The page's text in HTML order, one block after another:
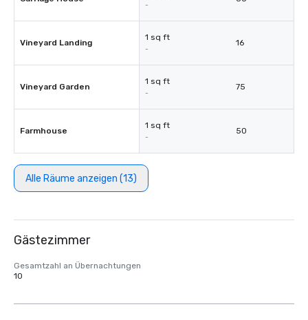
-
Vineyard Landing
1 sq ft
-
16
Vineyard Garden
1 sq ft
-
75
Farmhouse
1 sq ft
-
50
Alle Räume anzeigen (13)
Gästezimmer
Gesamtzahl an Übernachtungen
10